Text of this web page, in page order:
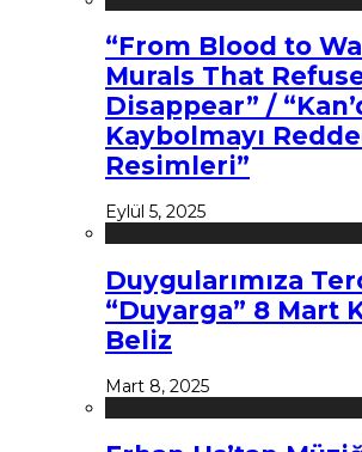
“From Blood to
Murals That
Disappear” /
Kaybolmayı
Resimleri”
Eylül 5, 2025
Duygularımıza
“Duyarga” 8 Mart
Beliz
Mart 8, 2025